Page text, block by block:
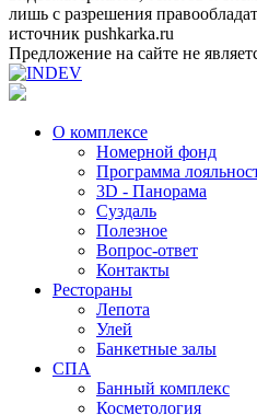
лишь с разрешения
источник pushkarka.ru
Предложение на сайте не
О комплексе
Номерной фонд
Программа
3D - Панорама
Суздаль
Полезное
Вопрос-ответ
Контакты
Рестораны
Лепота
Улей
Банкетные залы
СПА
Банный комплекс
Косметология